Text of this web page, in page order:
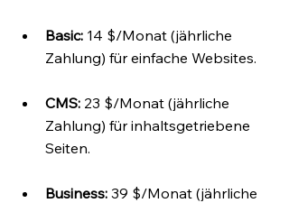
Basic: 14 $/Monat (jährliche
Zahlung) für einfache Websites.
CMS: 23 $/Monat (jährliche
Zahlung) für inhaltsgetriebene
Seiten.
Business: 39 $/Monat (jährliche